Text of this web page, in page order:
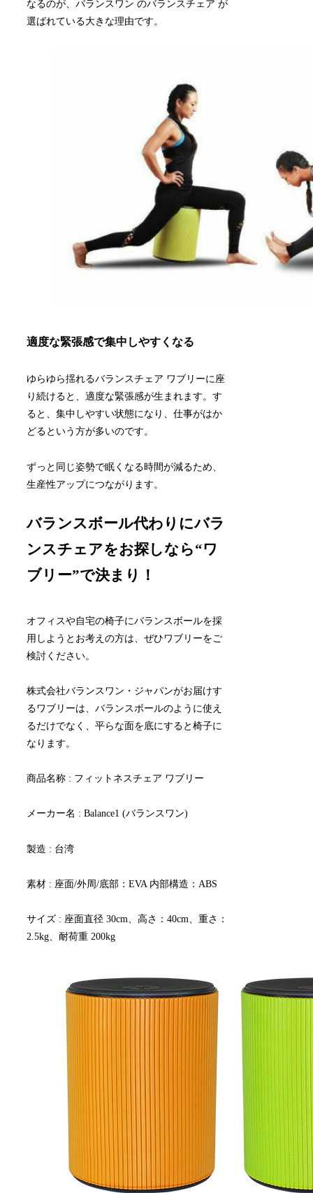
なるのが、バランスワン のバランスチェア が
選ばれている大きな理由です。
適度な緊張感で集中しやすくなる
ゆらゆら揺れるバランスチェア ワブリーに座
り続けると、適度な緊張感が生まれます。す
ると、集中しやすい状態になり、仕事がはか
どるという方が多いのです。
ずっと同じ姿勢で眠くなる時間が減るため、
生産性アップにつながります。
バランスボール代わりにバラ
ンスチェアをお探しなら“ワ
ブリー”で決まり！
オフィスや自宅の椅子にバランスボールを採
用しようとお考えの方は、ぜひワブリーをご
検討ください。
株式会社バランスワン・ジャパンがお届けす
るワブリーは、バランスボールのように使え
るだけでなく、平らな面を底にすると椅子に
なります。
商品名称 : フィットネスチェア ワブリー
メーカー名 : Balance1 (バランスワン)
製造 : 台湾
素材 : 座面/外周/底部：EVA 内部構造：ABS
サイズ : 座面直径 30cm、高さ：40cm、重さ：
2.5kg、耐荷重 200kg